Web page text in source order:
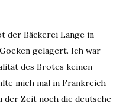
der Bäckerei Lange in
gelagert. Ich war
des Brotes keinen
mich mal in Frankreich
der Zeit noch die deutsche